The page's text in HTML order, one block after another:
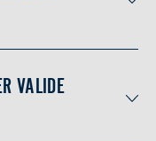
VALIDE